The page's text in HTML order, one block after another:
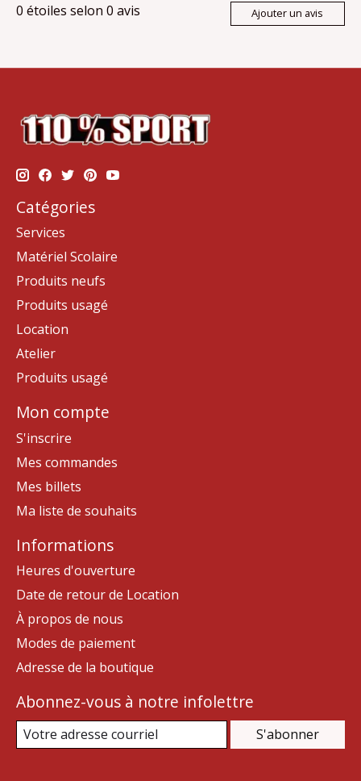
0 étoiles selon 0 avis Ajouter un avis
Catégories
Services
Matériel Scolaire
Produits neufs
Produits usagé
Location
Atelier
Produits usagé
Mon compte
S'inscrire
Mes commandes
Mes billets
Ma liste de souhaits
Informations
Heures d'ouverture
Date de retour de Location
À propos de nous
Modes de paiement
Adresse de la boutique
Abonnez-vous à notre infolettre
S'abonner